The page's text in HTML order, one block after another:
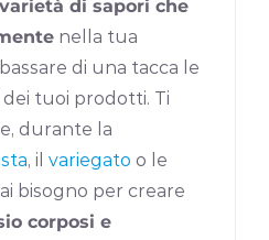
di sapori che
nella tua
di una tacca le
dei tuoi prodotti. Ti
durante la
, ilvariegato o le
bisogno per creare
corposi e